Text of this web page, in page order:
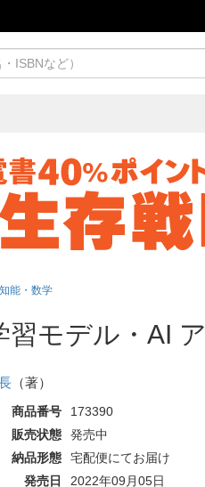
能・数学
習モデル・AI
（著）
商品番号
173390
販売状態
発売中
納品形態
宅配便にてお届け
発売日
2022年09月05日